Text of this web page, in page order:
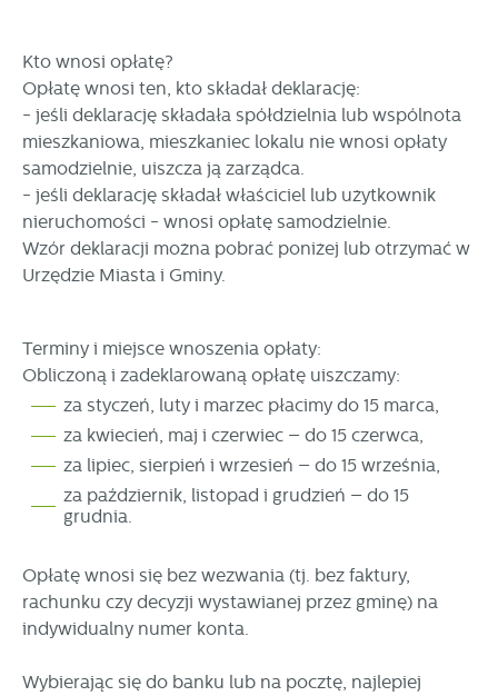
Kto wnosi opłatę?
Opłatę wnosi ten, kto składał deklarację:
- jeśli deklarację składała spółdzielnia lub wspólnota
mieszkaniowa, mieszkaniec lokalu nie wnosi opłaty
samodzielnie, uiszcza ją zarządca.
- jeśli deklarację składał właściciel lub użytkownik
nieruchomości - wnosi opłatę samodzielnie.
Wzór deklaracji można pobrać poniżej lub otrzymać w
Urzędzie Miasta i Gminy.
Terminy i miejsce wnoszenia opłaty:
Obliczoną i zadeklarowaną opłatę uiszczamy:
za styczeń, luty i marzec płacimy do 15 marca,
za kwiecień, maj i czerwiec – do 15 czerwca,
za lipiec, sierpień i wrzesień – do 15 września,
za październik, listopad i grudzień – do 15
grudnia.
Opłatę wnosi się bez wezwania (tj. bez faktury,
rachunku czy decyzji wystawianej przez gminę) na
indywidualny numer konta.
Wybierając się do banku lub na pocztę, najlepiej